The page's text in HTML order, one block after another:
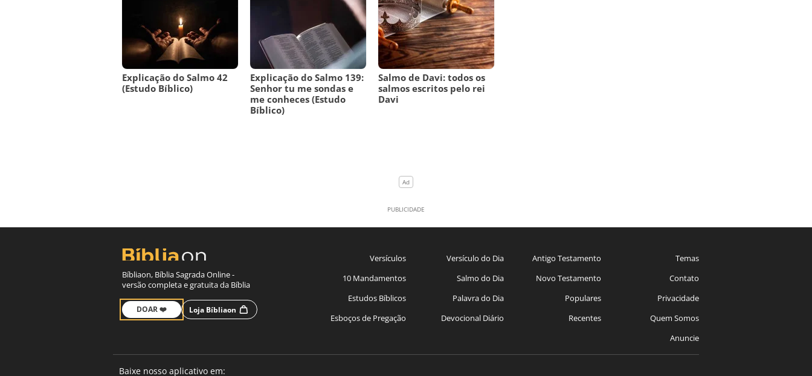
Explicação do Salmo 42
(Estudo Bíblico)
Explicação do Salmo 139:
Senhor tu me sondas e
me conheces (Estudo
Bíblico)
Salmo de Davi: todos os
salmos escritos pelo rei
Davi
Bíbliaon, Bíblia Sagrada Online -
versão completa e gratuita da Bíblia
DOAR ❤️ Loja Bíbliaon
Versículos
10 Mandamentos
Estudos Bíblicos
Esboços de Pregação
Versículo do Dia
Salmo do Dia
Palavra do Dia
Devocional Diário
Antigo Testamento
Novo Testamento
Populares
Recentes
Temas
Contato
Privacidade
Quem Somos
Anuncie
Baixe nosso aplicativo em: